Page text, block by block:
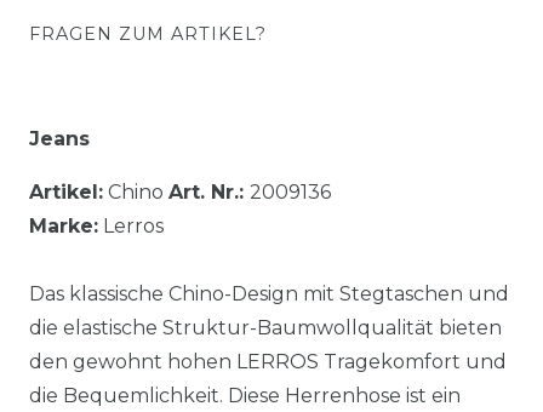
FRAGEN ZUM ARTIKEL?
Jeans
Artikel: Chino Art. Nr.: 2009136
Marke: Lerros
Das klassische Chino-Design mit Stegtaschen und
die elastische Struktur-Baumwollqualität bieten
den gewohnt hohen LERROS Tragekomfort und
die Bequemlichkeit. Diese Herrenhose ist ein